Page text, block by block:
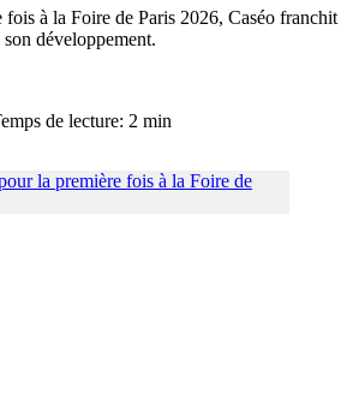
fois à la Foire de Paris 2026, Caséo franchit
développement.
de lecture: 2 min